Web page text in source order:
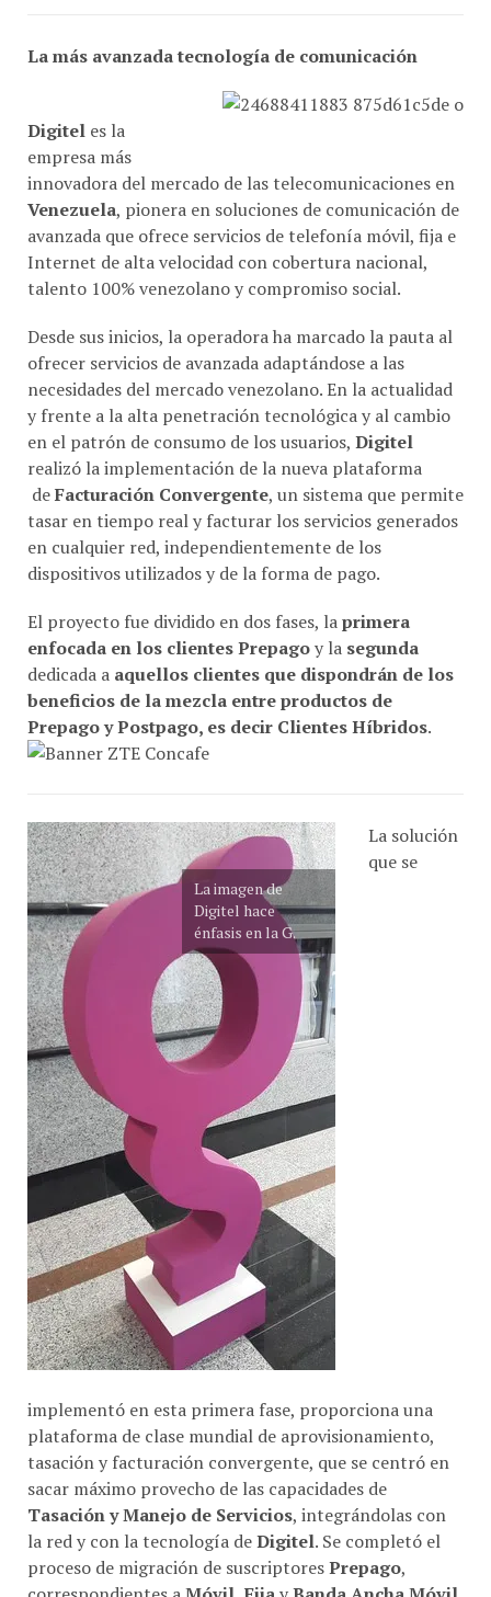
La más avanzada tecnología de comunicación
Digitel es la
empresa más
innovadora del mercado de las telecomunicaciones en
Venezuela , pionera en soluciones de comunicación de
avanzada que ofrece servicios de telefonía móvil, fija e
Internet de alta velocidad con cobertura nacional,
talento 100% venezolano y compromiso social.
Desde sus inicios, la operadora ha marcado la pauta al
ofrecer servicios de avanzada adaptándose a las
necesidades del mercado venezolano. En la actualidad
y frente a la alta penetración tecnológica y al cambio
en el patrón de consumo de los usuarios, Digitel
realizó la implementación de la nueva plataforma
deFacturación Convergente , un sistema que permite
tasar en tiempo real y facturar los servicios generados
en cualquier red, independientemente de los
dispositivos utilizados y de la forma de pago.
El proyecto fue dividido en dos fases, la primera
enfocada en los clientes Prepago y la segunda
dedicada a aquellos clientes que dispondrán de los
beneficios de la mezcla entre productos de
Prepago y Postpago, es decir Clientes Híbridos
La imagen de
Digitel hace
énfasis en la G.
La solución
que se
implementó en esta primera fase, proporciona una
plataforma de clase mundial de aprovisionamiento,
tasación y facturación convergente, que se centró en
sacar máximo provecho de las capacidades de
Tasación y Manejo de Servicios , integrándolas con
la red y con la tecnología deDigitel . Se completó el
proceso de migración de suscriptores Prepago
correspondientes a Móvil, Fija yBanda Ancha Móvil